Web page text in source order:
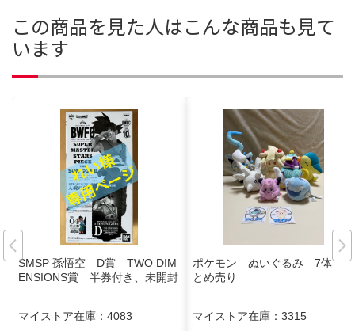
この商品を見た人はこんな商品も見て
います
SMSP 孫悟空 D賞 TWO DIM
ENSIONS賞 半券付き、未開封
マイストア在庫： 4083
ポケモン ぬいぐるみ 7体 ま
とめ売り
マイストア在庫： 3315